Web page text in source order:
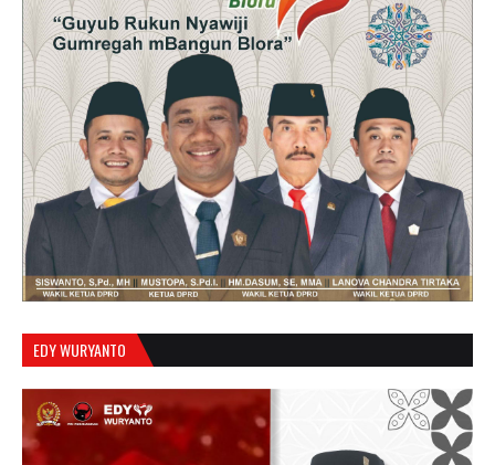
EDY WURYANTO